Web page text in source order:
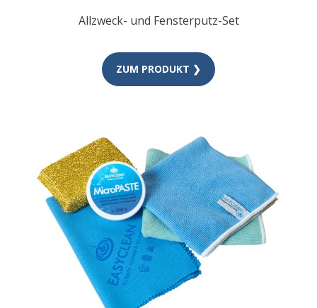
Allzweck- und Fensterputz-Set
ZUM PRODUKT ❯